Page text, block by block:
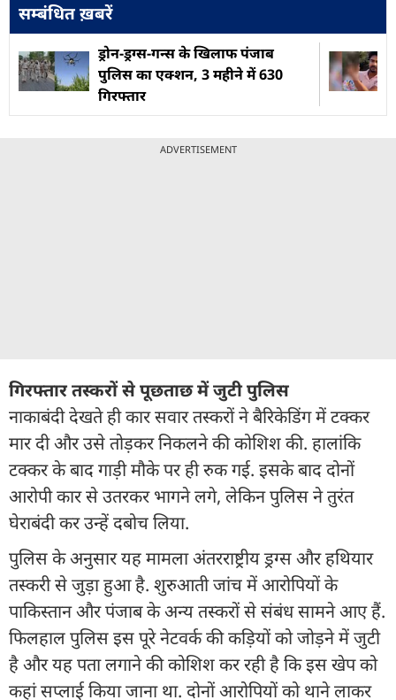
सम्बंधित ख़बरें
ड्रोन-ड्रग्स-गन्स के खिलाफ पंजाब
पुलिस का एक्शन, 3 महीने में 630
गिरफ्तार
ADVERTISEMENT
गिरफ्तार तस्करों से पूछताछ में जुटी पुलिस
नाकाबंदी देखते ही कार सवार तस्करों ने बैरिकेडिंग में टक्कर
मार दी और उसे तोड़कर निकलने की कोशिश की. हालांकि
टक्कर के बाद गाड़ी मौके पर ही रुक गई. इसके बाद दोनों
आरोपी कार से उतरकर भागने लगे, लेकिन पुलिस ने तुरंत
घेराबंदी कर उन्हें दबोच लिया.
पुलिस के अनुसार यह मामला अंतरराष्ट्रीय ड्रग्स और हथियार
तस्करी से जुड़ा हुआ है. शुरुआती जांच में आरोपियों के
पाकिस्तान और पंजाब के अन्य तस्करों से संबंध सामने आए हैं.
फिलहाल पुलिस इस पूरे नेटवर्क की कड़ियों को जोड़ने में जुटी
है और यह पता लगाने की कोशिश कर रही है कि इस खेप को
कहां सप्लाई किया जाना था. दोनों आरोपियों को थाने लाकर